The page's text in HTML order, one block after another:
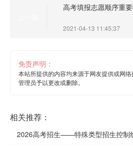
高考填报志愿顺序重
2021-04-13 11:45:37
免责声明：
本站所提供的内容均来源于网友提供或网
管理员予以更改或删除。
相关推荐：
2026高考招生——特殊类型招生控制